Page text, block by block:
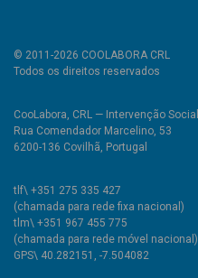
© 2011-2026 COOLABORA CRL
Todos os direitos reservados
CooLabora, CRL — Intervenção Social
Rua Comendador Marcelino, 53
6200-136 Covilhã, Portugal
tlf\ +351 275 335 427
(chamada para rede fixa nacional)
tlm\ +351 967 455 775
(chamada para rede móvel nacional)
GPS\ 40.282151, -7.504082